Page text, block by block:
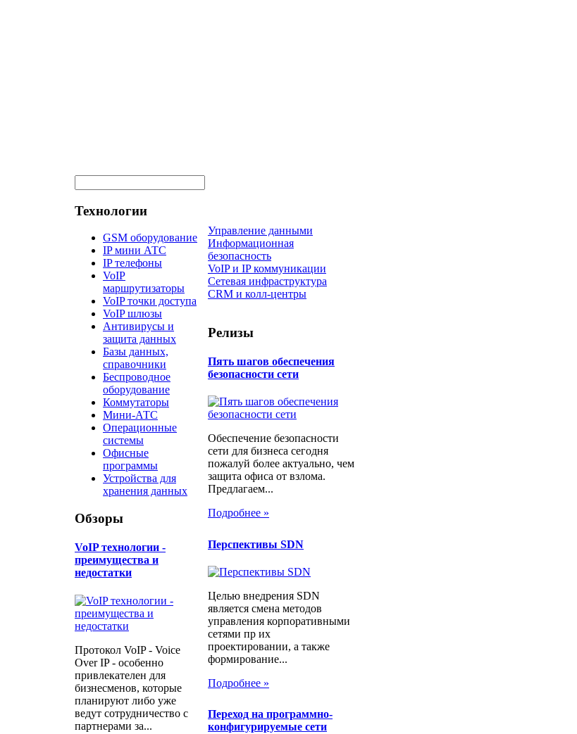
Технологии
GSM оборудование
IP мини АТС
IP телефоны
VoIP
маршрутизаторы
VoIP точки доступа
VoIP шлюзы
Антивирусы и
защита данных
Базы данных,
справочники
Беспроводное
оборудование
Коммутаторы
Мини-АТС
Операционные
системы
Офисные
программы
Устройства для
хранения данных
Обзоры
​VoIP технологии -
преимущества и
недостатки
Протокол VoIP - Voice
Over IP - особенно
привлекателен для
бизнесменов, которые
планируют либо уже
ведут сотрудничество с
партнерами за...
Управление данными
Информационная
безопасность
VoIP и IP коммуникации
Сетевая инфраструктура
CRM и колл-центры
Релизы
Пять шагов обеспечения
безопасности сети
Обеспечение безопасности
сети для бизнеса сегодня
пожалуй более актуально, чем
защита офиса от взлома.
Предлагаем...
Подробнее »
Перспективы SDN
Целью внедрения SDN
является смена методов
управления корпоративными
сетями пр их
проектировании, а также
формирование...
Подробнее »
Переход на программно-
конфигурируемые сети